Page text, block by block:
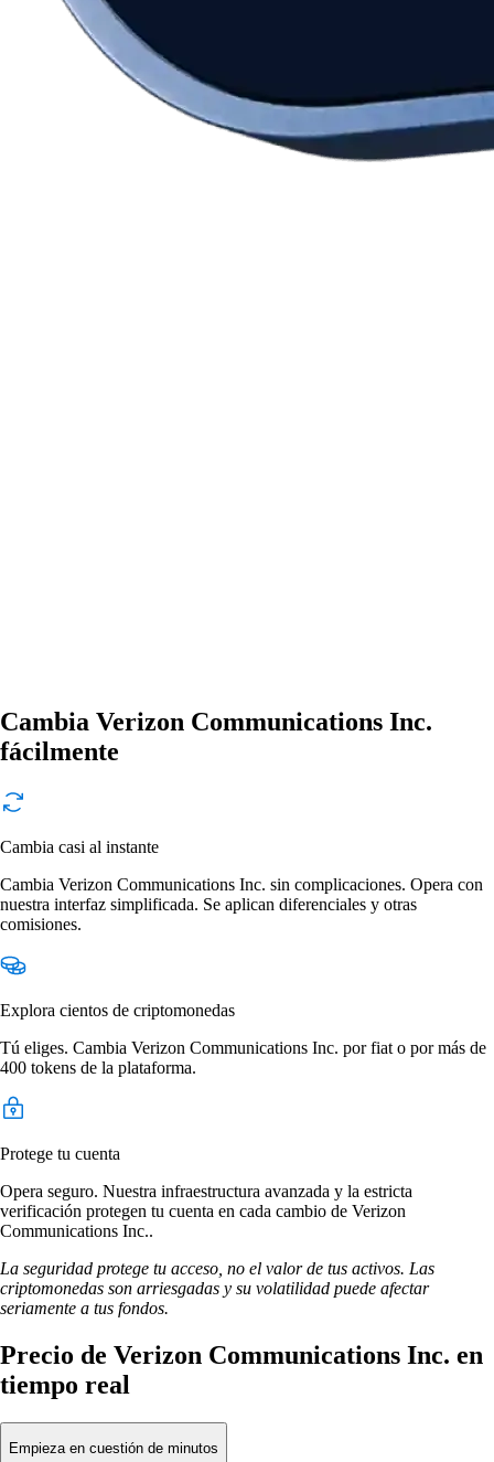
Cambia Verizon Communications Inc.
fácilmente
Cambia casi al instante
Cambia Verizon Communications Inc. sin complicaciones. Opera con
nuestra interfaz simplificada. Se aplican diferenciales y otras
comisiones.
Explora cientos de criptomonedas
Tú eliges. Cambia Verizon Communications Inc. por fiat o por más de
400 tokens de la plataforma.
Protege tu cuenta
Opera seguro. Nuestra infraestructura avanzada y la estricta
verificación protegen tu cuenta en cada cambio de Verizon
Communications Inc..
La seguridad protege tu acceso, no el valor de tus activos. Las
criptomonedas son arriesgadas y su volatilidad puede afectar
seriamente a tus fondos.
Precio de Verizon Communications Inc. en
tiempo real
Empieza en cuestión de minutos